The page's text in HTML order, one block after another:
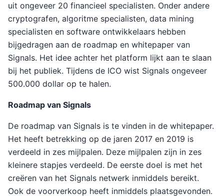
uit ongeveer 20 financieel specialisten. Onder andere
cryptografen, algoritme specialisten, data mining
specialisten en software ontwikkelaars hebben
bijgedragen aan de roadmap en whitepaper van
Signals. Het idee achter het platform lijkt aan te slaan
bij het publiek. Tijdens de ICO wist Signals ongeveer
500.000 dollar op te halen.
Roadmap van Signals
De roadmap van Signals is te vinden in de whitepaper.
Het heeft betrekking op de jaren 2017 en 2019 is
verdeeld in zes mijlpalen. Deze mijlpalen zijn in zes
kleinere stapjes verdeeld. De eerste doel is met het
creëren van het Signals netwerk inmiddels bereikt.
Ook de voorverkoop heeft inmiddels plaatsgevonden.